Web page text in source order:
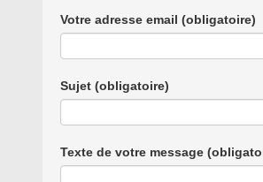
Qui sommes-nous ?
Votre adresse email (obligatoire)
Sujet (obligatoire)
Texte de votre message